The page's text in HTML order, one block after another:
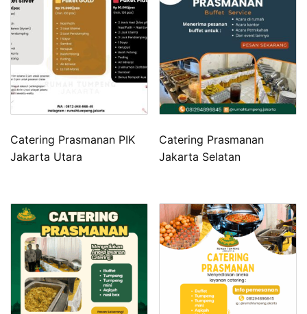
Catering Prasmanan PIK
Jakarta Utara
Catering Prasmanan
Jakarta Selatan